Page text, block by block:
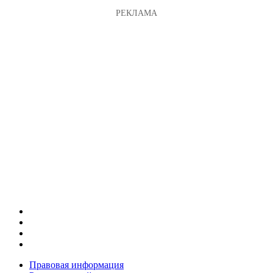
Правовая информация